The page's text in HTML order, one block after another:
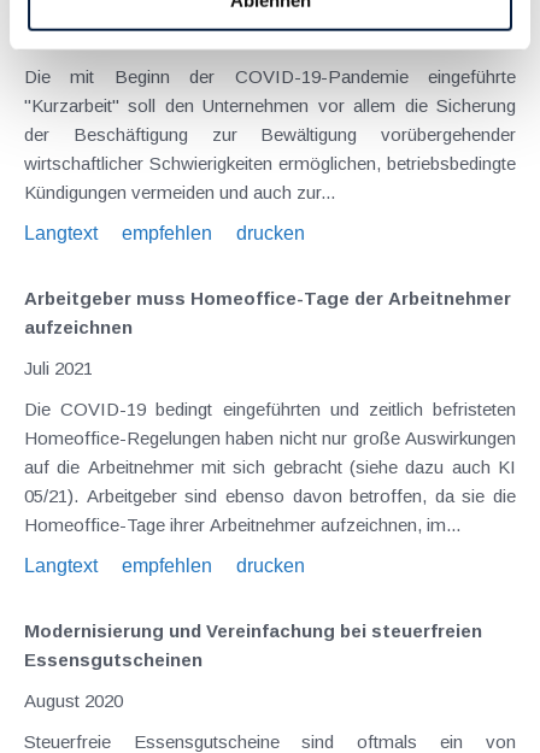
Juli 2021
Die mit Beginn der COVID-19-Pandemie eingeführte
"Kurzarbeit" soll den Unternehmen vor allem die Sicherung
der Beschäftigung zur Bewältigung vorübergehender
wirtschaftlicher Schwierigkeiten ermöglichen, betriebsbedingte
Kündigungen vermeiden und auch zur...
Langtext
empfehlen drucken
Arbeitgeber muss Homeoffice-Tage der Arbeitnehmer
aufzeichnen
Juli 2021
Die COVID-19 bedingt eingeführten und zeitlich befristeten
Homeoffice-Regelungen haben nicht nur große Auswirkungen
auf die Arbeitnehmer mit sich gebracht (siehe dazu auch KI
05/21). Arbeitgeber sind ebenso davon betroffen, da sie die
Homeoffice-Tage ihrer Arbeitnehmer aufzeichnen, im...
Langtext
empfehlen drucken
Modernisierung und Vereinfachung bei steuerfreien
Essensgutscheinen
August 2020
Steuerfreie Essensgutscheine sind oftmals ein von